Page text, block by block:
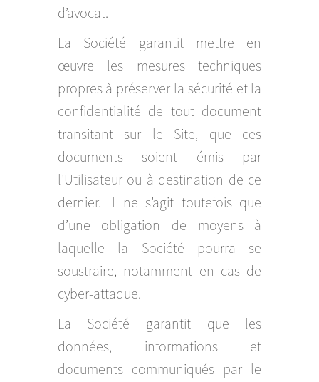
d’avocat.
La Société garantit mettre en
œuvre les mesures techniques
propres à préserver la sécurité et la
confidentialité de tout document
transitant sur le Site, que ces
documents soient émis par
l’Utilisateur ou à destination de ce
dernier. Il ne s’agit toutefois que
d’une obligation de moyens à
laquelle la Société pourra se
soustraire, notamment en cas de
cyber-attaque.
La Société garantit que les
données, informations et
documents communiqués par le